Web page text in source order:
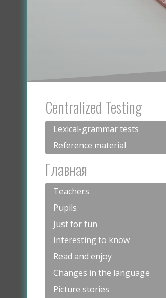
Centralized Testing
Lexical-grammar tests
Reference material
Главная
Teachers
Pupils
Just for fun
Interesting to know
Read and enjoy
Changes in the language
Picture stories